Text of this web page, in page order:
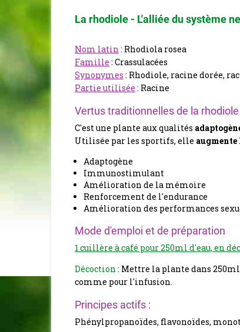
La rhodiole - L'alliée du système
Nom latin : Rhodiola rosea
Famille : Crassulacées
Synonymes : Rhodiole, racine dorée,
Partie utilisée : Racine
Vertus traditionnelles de la rhodiole
C'est une plante aux qualités
Utilisée par les sportifs, elle
Adaptogène
Immunostimulant
Amélioration de la mémoire
Renforcement de l'endurance
Amélioration des performances
Mode d'emploi et de préparation
1 cuillère à café pour 250ml d'eau, en
Décoction : Mettre la plante dans
comme pour l'infusion.
Principes actifs :
Phénylpropanoïdes, flavonoïdes,